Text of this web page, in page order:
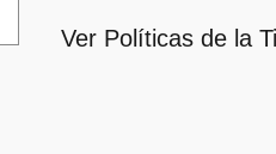
Ver Políticas de la